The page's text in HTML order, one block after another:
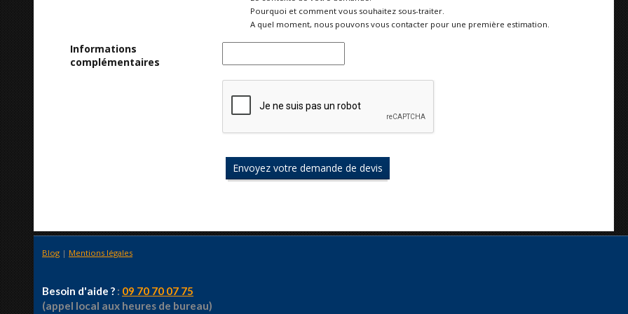
Pourquoi et comment vous souhaitez sous-traiter.
A quel moment, nous pouvons vous contacter pour une première estimation.
Informations
complémentaires
Blog | Mentions légales
Besoin d'aide ? : 09 70 70 07 75
(appel local aux heures de bureau)